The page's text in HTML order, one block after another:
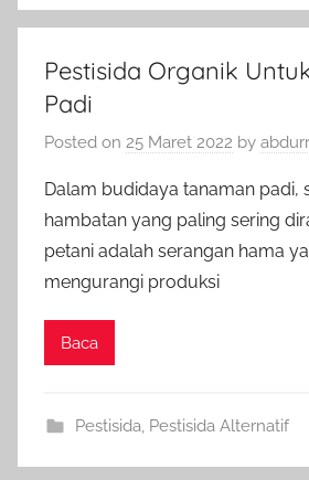
Pestisida Organik
Padi
Posted on 25 Maret 2022 by
Dalam budidaya tanaman padi,
hambatan yang paling sering
petani adalah serangan hama
mengurangi produksi
Baca
Pestisida, Pestisida Alternatif